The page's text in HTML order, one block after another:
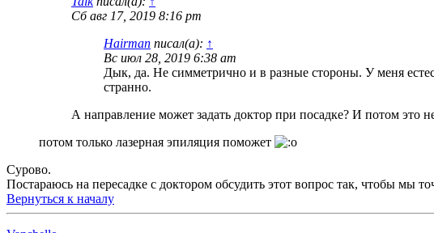
Сб авг 17, 2019 8:16 pm
Hairman писал(а): ↑
Вс июл 28, 2019 6:38 am
Дык, да. Не симметрично и в разные стороны. У меня
странно.
А направление может задать доктор при посадке? И потом это
потом только лазерная эпиляция поможет
Сурово.
Постараюсь на пересадке с доктором обсудить этот вопрос так, чтобы мы
Вернуться к началу